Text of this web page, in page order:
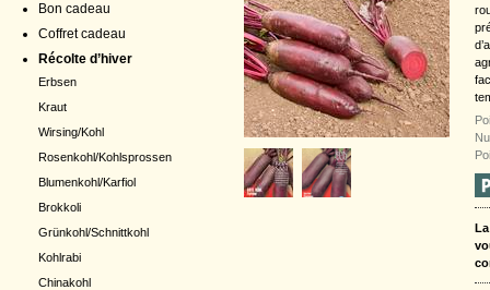
Bon cadeau
Coffret cadeau
Récolte d’hiver
Erbsen
Kraut
Wirsing/Kohl
Rosenkohl/Kohlsprossen
Blumenkohl/Karfiol
Brokkoli
Grünkohl/Schnittkohl
Kohlrabi
Chinakohl